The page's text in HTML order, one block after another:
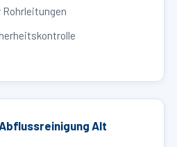
Alt